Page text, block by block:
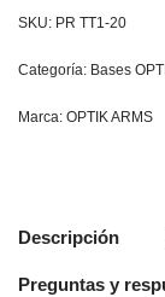
SKU: PR TT1-20
Categoría: Bases
Marca: OPTIK ARMS
Descripción
Preguntas y